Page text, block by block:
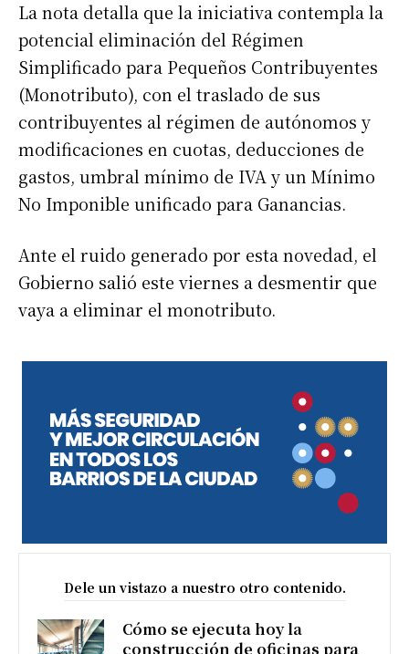
La nota detalla que la iniciativa contempla la
potencial eliminación del Régimen
Simplificado para Pequeños Contribuyentes
(Monotributo), con el traslado de sus
contribuyentes al régimen de autónomos y
modificaciones en cuotas, deducciones de
gastos, umbral mínimo de IVA y un Mínimo
No Imponible unificado para Ganancias.
Ante el ruido generado por esta novedad, el
Gobierno salió este viernes a desmentir que
vaya a eliminar el monotributo.
Dele un vistazo a nuestro otro contenido.
Cómo se ejecuta hoy la
construcción de oficinas para